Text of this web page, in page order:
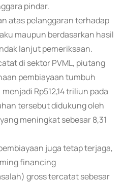
pindar.
atas pelanggaran terhadap
maupun berdasarkan hasil
lanjut pemeriksaan.
di sektor PVML, piutang
pembiayaan tumbuh
Rp512,14 triliun pada
tersebut didukung oleh
meningkat sebesar 8,31
juga tetap terjaga,
financing
gross tercatat sebesar